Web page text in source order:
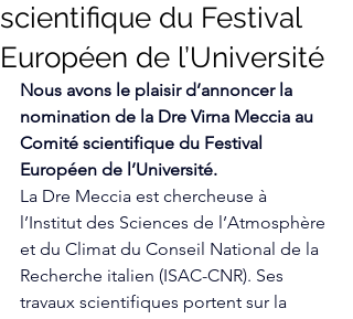
scientifique du Festival
Européen de l’Université
Nous avons le plaisir d’annoncer la
nomination de la Dre Virna Meccia au
Comité scientifique du Festival
Européen de l’Université.
La Dre Meccia est chercheuse à
l’Institut des Sciences de l’Atmosphère
et du Climat du Conseil National de la
Recherche italien (ISAC-CNR). Ses
travaux scientifiques portent sur la